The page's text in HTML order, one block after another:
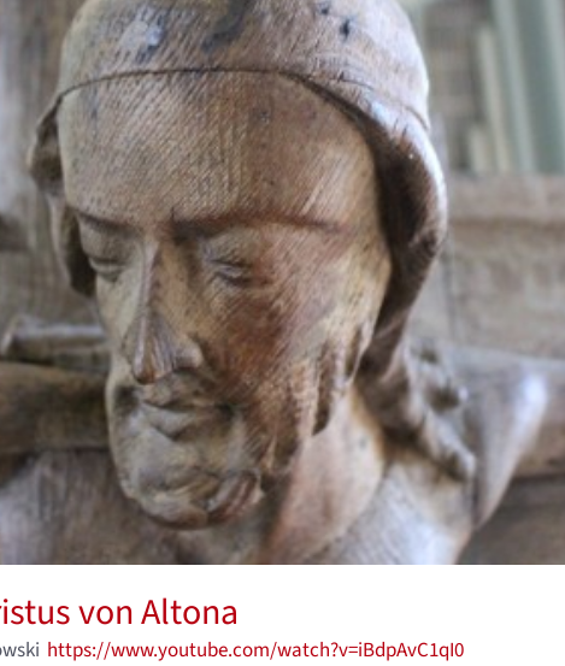
von Altona
https://www.youtube.com/watch?v=iBdpAvC1qI0